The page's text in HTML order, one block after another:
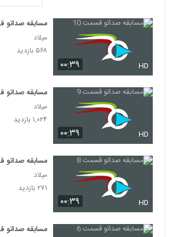
۰۰:۳۹ HD
مسابقه صداتو
میلاد
۵۶۸ بازدید
۰۰:۳۹ HD
مسابقه صداتو
میلاد
۱,۰۲۴ بازدید
۰۰:۳۹ HD
مسابقه صداتو
میلاد
۲۷۱ بازدید
مسابقه صداتو